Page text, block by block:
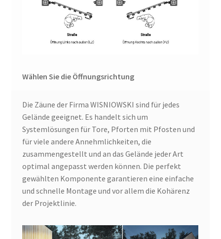
Wählen Sie die Öffnungsrichtung
Die Zäune der Firma WISNIOWSKI sind für jedes
Gelände geeignet. Es handelt sich um
Systemlösungen für Tore, Pforten mit Pfosten und
für viele andere Annehmlichkeiten, die
zusammengestellt und an das Gelände jeder Art
optimal angepasst werden können. Die perfekt
gewählten Komponente garantieren eine einfache
und schnelle Montage und vor allem die Kohärenz
der Projektlinie.